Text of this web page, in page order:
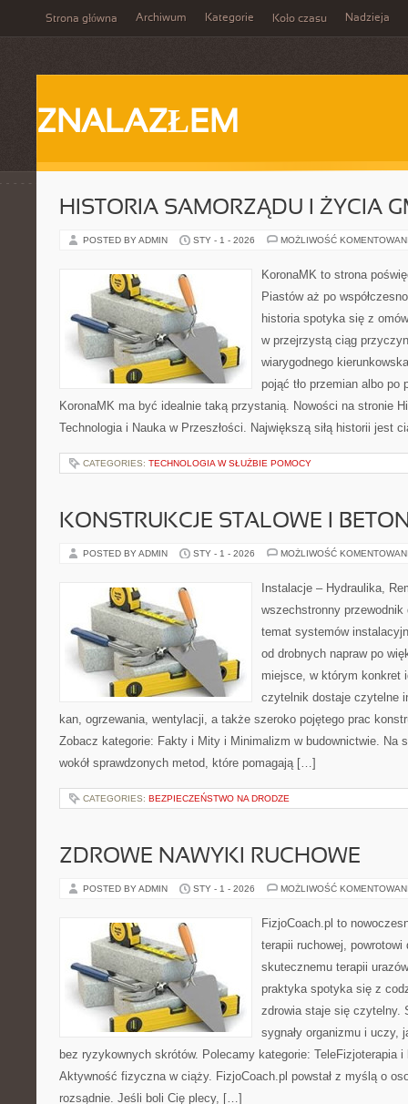
Strona główna Archiwum Kategorie Koło czasu Nadzieja
ZNALAZŁEM
HISTORIA SAMORZĄDU I ŻYCIA
POSTED BY ADMIN STY - 1 - 2026 MOŻLIWOŚĆ
KoronaMK to strona
Piastów aż po
historia spotyka się z
w przejrzystą ciąg
wiarygodnego
pojąć tło przemian albo po
KoronaMK ma być idealnie taką przystanią. Nowości na stronie
Technologia i Nauka w Przeszłości. Największą siłą historii jest
CATEGORIES: TECHNOLOGIA W SŁUŻBIE POMOCY
KONSTRUKCJE STALOWE I
POSTED BY ADMIN STY - 1 - 2026 MOŻLIWOŚĆ
Instalacje – Hydraulika,
wszechstronny
temat systemów
od drobnych napraw po
miejsce, w którym konkret
czytelnik dostaje czytelne
kan, ogrzewania, wentylacji, a także szeroko pojętego prac
Zobacz kategorie: Fakty i Mity i Minimalizm w budownictwie. Na
wokół sprawdzonych metod, które pomagają […]
CATEGORIES: BEZPIECZEŃSTWO NA DRODZE
ZDROWE NAWYKI RUCHOWE
POSTED BY ADMIN STY - 1 - 2026 MOŻLIWOŚĆ
FizjoCoach.pl to
terapii ruchowej, powrotowi
skutecznemu terapii
praktyka spotyka się z
zdrowia staje się czytelny.
sygnały organizmu i uczy,
bez ryzykownych skrótów. Polecamy kategorie: TeleFizjoterapia
Aktywność fizyczna w ciąży. FizjoCoach.pl powstał z myślą o
rozsądnie. Jeśli boli Cię plecy, […]